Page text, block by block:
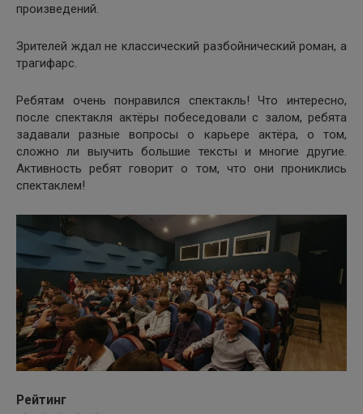
произведений.
Зрителей ждал не классический разбойнический роман, а
трагифарс.
Ребятам очень понравился спектакль! Что интересно,
после спектакля актёры побеседовали с залом, ребята
задавали разные вопросы о карьере актёра, о том,
сложно ли выучить большие тексты и многие другие.
Активность ребят говорит о том, что они прониклись
спектаклем!
Рейтинг